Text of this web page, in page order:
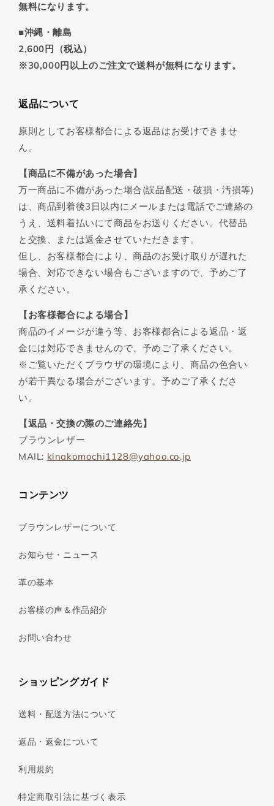
無料になります。
■沖縄・離島
2,600円（税込）
※30,000円以上のご注文で送料が無料になります。
返品について
原則としてお客様都合による返品はお受けできませ
ん。
【商品に不備があった場合】
万一商品に不備があった場合(誤品配送・破損・汚損等)
は、商品到着後3日以内にメールまたは電話でご連絡の
うえ、送料着払いにて商品をお送りください。代替品
と交換、または返金させていただきます。
但し、お客様都合により、商品のお受け取りが遅れた
場合、対応できない場合もございますので、予めご了
承ください。
【お客様都合による場合】
商品のイメージが違う等、お客様都合による返品・返
金には対応できませんので、予めご了承ください。
※ご覧いただくブラウザの環境により、商品の色合い
が若干異なる場合がございます。予めご了承くださ
い。
【返品・交換の際のご連絡先】
ブラウンレザー
MAIL: kinakomochi1128@yahoo.co.jp
コンテンツ
ブラウンレザーについて
お知らせ・ニュース
革の基本
お客様の声＆作品紹介
お問い合わせ
ショッピングガイド
送料・配送方法について
返品・返金について
利用規約
特定商取引法に基づく表示